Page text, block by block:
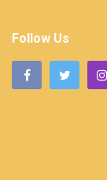
Follow Us